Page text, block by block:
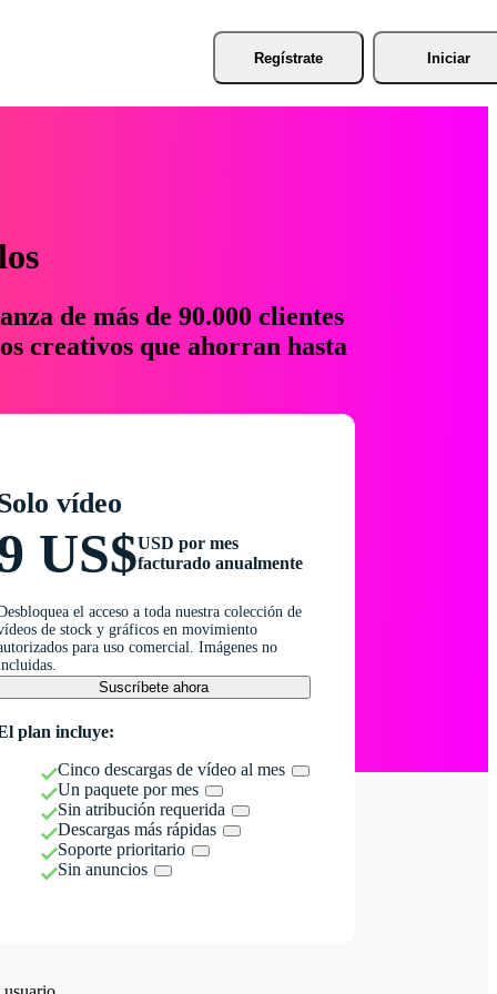
Regístrate Iniciar
de más de 90.000 clientes
creativos que ahorran hasta
vídeo
US$USD por mes
facturado anualmente
el acceso a toda nuestra colección de
de stock y gráficos en movimiento
para uso comercial. Imágenes no
Suscríbete ahora
plan incluye:
Cinco descargas de vídeo al mes
Un paquete por mes
Sin atribución requerida
Descargas más rápidas
Soporte prioritario
Sin anuncios